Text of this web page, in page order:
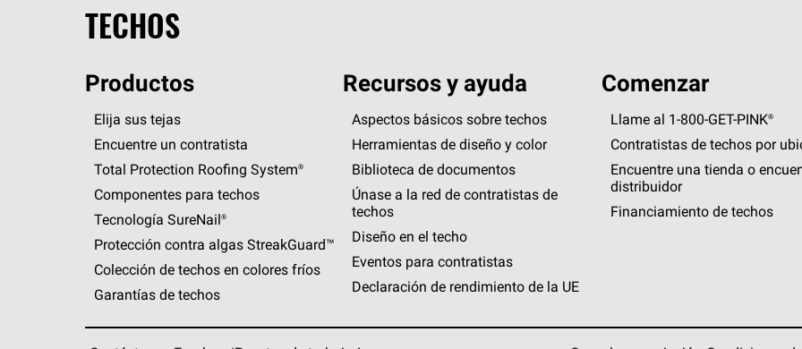
TECHOS
Productos
Elija sus tejas
Encuentre un contratista
Total Protection Roofing System®
Componentes para techos
Tecnología SureNail®
Protección contra algas StreakGuard™
Colección de techos en colores fríos
Garantías de techos
Recursos y ayuda
Aspectos básicos sobre techos
Herramientas de diseño y color
Biblioteca de documentos
Únase a la red de contratistas de
techos
Diseño en el techo
Eventos para contratistas
Declaración de rendimiento de la UE
Comenzar
Llame al 1-800-GET-PINK®
Contratistas de techos por
Encuentre una tienda o
distribuidor
Financiamiento de techos